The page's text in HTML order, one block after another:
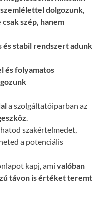
dolgozunk,
szép, hanem
és stabil rendszert adunk
és folyamatos
a szolgáltatóiparban az
.
szakértelmedet,
a potenciális
kapj, ami valóban
távon is értéket teremt